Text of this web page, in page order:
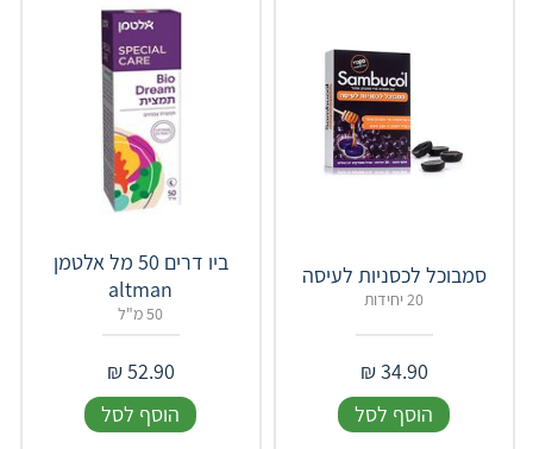
סמבוכל לכסניות לעיסה
20 יחידות
34.90
₪
הוסף לסל
ביו דרים 50 מל ‏אלטמן
altman
50 מ"ל
52.90
₪
הוסף לסל